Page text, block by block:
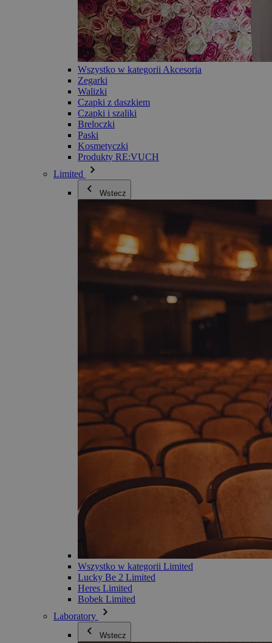
Wszystko w kategorii Akcesoria
Zegarki
Walizki
Czapki z daszkiem
Czapki i szaliki
Breloczki
Paski
Kosmetyczki
Produkty RE:VUCH
Limited
Wstecz
Wszystko w kategorii Limited
Lucky Be 2 Limited
Heres Limited
Bobek Limited
Laboratory
Wstecz